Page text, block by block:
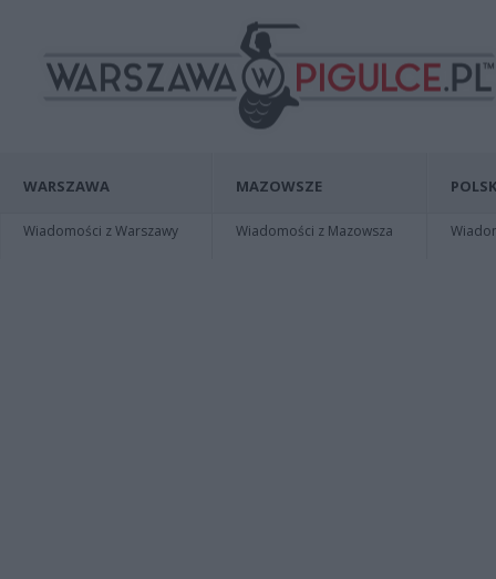
WARSZAWA
Wiadomości z Warszawy
MAZOWSZE
Wiadomości z Mazowsza